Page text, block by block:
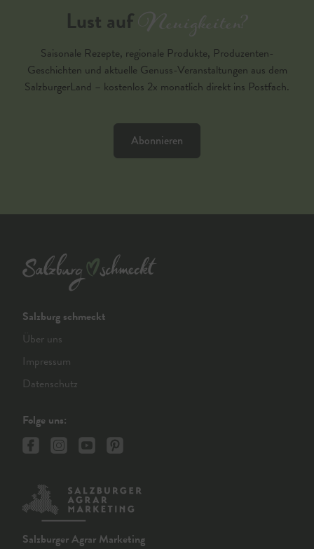
Lust aufNeuigkeiten?
Saisonale Rezepte, regionale Produkte, Produzenten-
Geschichten und aktuelle Genuss-Veranstaltungen aus dem
SalzburgerLand – kostenlos 2x monatlich direkt ins Postfach.
Abonnieren
Salzburg schmeckt
Über uns
Impressum
Datenschutz
Folge uns:
Salzburger Agrar Marketing